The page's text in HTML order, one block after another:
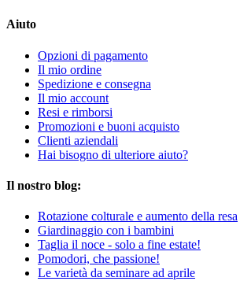
Aiuto
Opzioni di pagamento
Il mio ordine
Spedizione e consegna
Il mio account
Resi e rimborsi
Promozioni e buoni acquisto
Clienti aziendali
Hai bisogno di ulteriore aiuto?
Il nostro blog:
Rotazione colturale e aumento della resa
Giardinaggio con i bambini
Taglia il noce - solo a fine estate!
Pomodori, che passione!
Le varietà da seminare ad aprile